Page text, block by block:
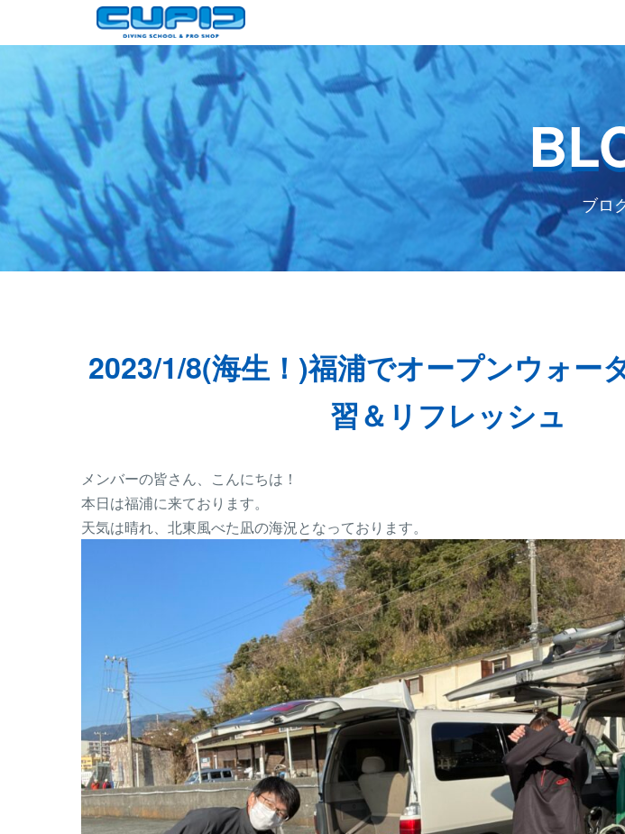
ブロ
2023/1/8(海生！)福浦でオープンウォー
習＆リフレッシュ
メンバーの皆さん、こんにちは！
本日は福浦に来ております。
天気は晴れ、北東風べた凪の海況となっております。